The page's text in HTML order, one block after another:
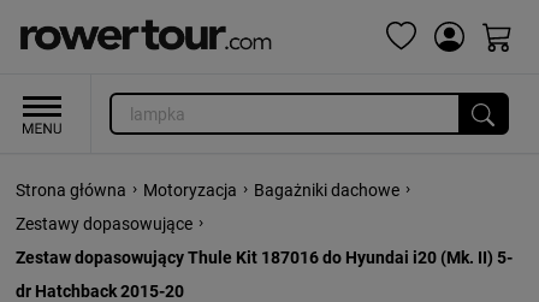
Strona główna › Motoryzacja › Bagażniki dachowe ›
Zestawy dopasowujące ›
Zestaw dopasowujący Thule Kit 187016 do Hyundai i20 (Mk. II) 5-
dr Hatchback 2015-20